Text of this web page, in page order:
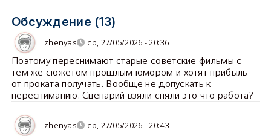
Обсуждение (13)
zhenyas ср, 27/05/2026 - 20:36
Поэтому переснимают старые советские фильмы с
тем же сюжетом прошлым юмором и хотят прибыль
от проката получать. Вообще не допускать к
пересниманию. Сценарий взяли сняли это что работа?
zhenyas ср, 27/05/2026 - 20:43